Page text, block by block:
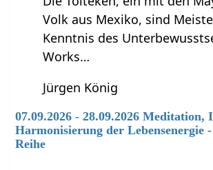
Volk aus Mexiko, sind
Kenntnis des
Works…
Jürgen König
07.09.2026 - 28.09.2026 Meditation,
Harmonisierung der Lebensenergie
Reihe